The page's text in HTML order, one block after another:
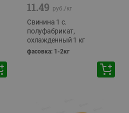
11.49 руб./кг
Свинина 1 с.
полуфабрикат,
охлажденный 1 кг
фасовка: 1-2кг